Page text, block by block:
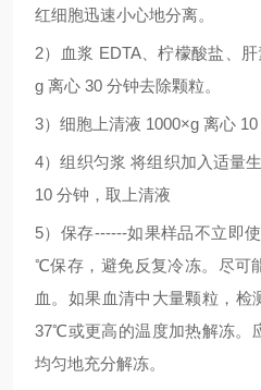
红细胞迅速小心地分离。
2）血浆 EDTA、柠檬酸盐、肝
g 离心 30 分钟去除颗粒。
3）细胞上清液 1000×g 离心 10
4）组织匀浆 将组织加入适量
10 分钟，取上清液
5）保存------如果样品不立即
℃保存，避免反复冷冻。尽可
血。如果血清中大量颗粒，检
37℃或更高的温度加热解冻。
均匀地充分解冻。